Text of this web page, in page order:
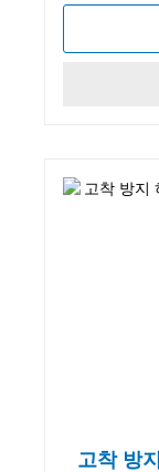
고착 방